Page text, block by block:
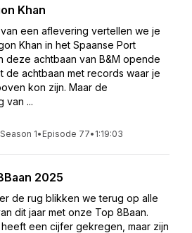
Khan
een aflevering vertellen we je
Khan in het Spaanse Port
deze achtbaan van B&M opende
de achtbaan met records waar je
kon zijn. Maar de
van ...
Season 1• Episode 77• 1:19:03
2025
de rug blikken we terug op alle
dit jaar met onze Top 8Baan.
een cijfer gekregen, maar zijn